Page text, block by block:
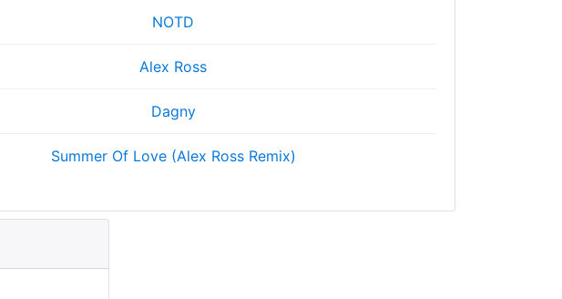
NOTD
Alex Ross
Dagny
Summer Of Love (Alex Ross Remix)